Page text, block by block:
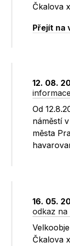
Čkalova
Přejít na
12. 08.
informace
Od
náměstí
města
16. 05.
odkaz na
Čkalova